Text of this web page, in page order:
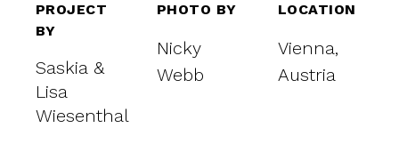
PROJECT
BY
Saskia &
Lisa
Wiesenthal
PHOTO BY
Nicky
Webb
LOCATION
Vienna,
Austria